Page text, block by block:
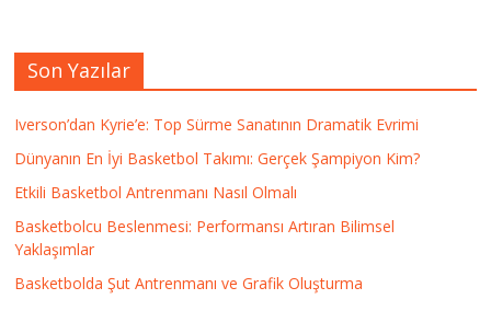
Son Yazılar
Iverson’dan Kyrie’e: Top Sürme Sanatının Dramatik Evrimi
Dünyanın En İyi Basketbol Takımı: Gerçek Şampiyon Kim?
Etkili Basketbol Antrenmanı Nasıl Olmalı
Basketbolcu Beslenmesi: Performansı Artıran Bilimsel
Yaklaşımlar
Basketbolda Şut Antrenmanı ve Grafik Oluşturma